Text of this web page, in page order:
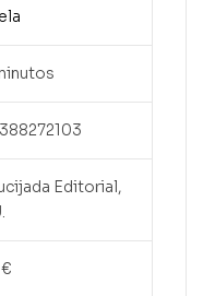
Editorial,